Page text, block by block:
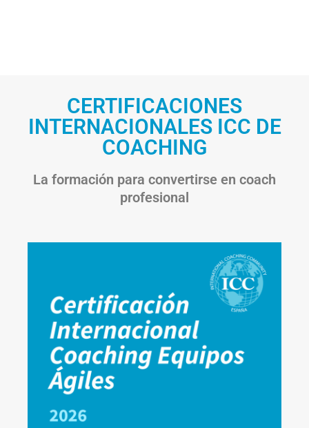
CERTIFICACIONES
INTERNACIONALES ICC DE
COACHING
La formación para convertirse en coach
profesional